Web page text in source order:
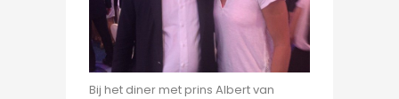
Bij het diner met prins Albert van